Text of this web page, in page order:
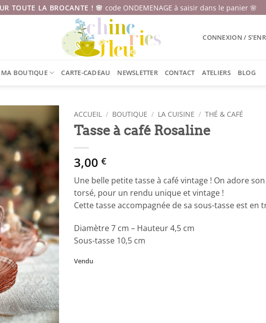
TOUTE LA BROCANTE ! 🌸 code ONDEMENAGE à saisir dans le panier 🌸
CONNEXION /
MA BOUTIQUE CARTE-CADEAU NEWSLETTER CONTACT ATELIERS BLOG
ACCUEIL / BOUTIQUE / LA CUISINE / THÉ & CAFÉ
Tasse à café Rosaline
3,00 €
Une belle petite tasse à café vintage ! On adore
torsé, pour un rendu unique et vintage !
Cette tasse accompagnée de sa sous-tasse est en
Diamètre 7 cm – Hauteur 4,5 cm
Sous-tasse 10,5 cm
Vendu